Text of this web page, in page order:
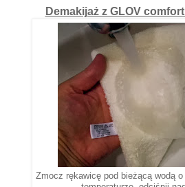
Demakijaż z GLOV
Zmocz rękawicę pod bieżącą wodą